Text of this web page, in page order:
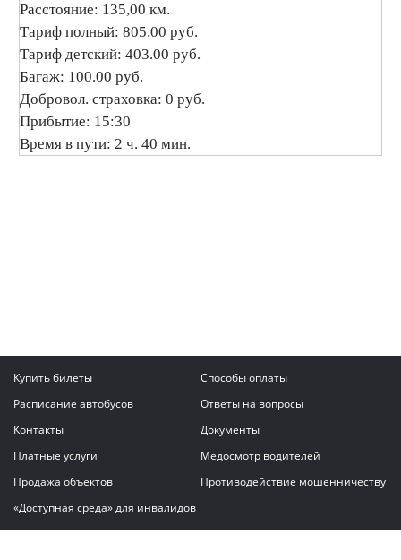
Расстояние: 135,00 км.
Тариф полный: 805.00 руб.
Тариф детский: 403.00 руб.
Багаж: 100.00 руб.
Добровол. страховка: 0 руб.
Прибытие: 15:30
Время в пути: 2 ч. 40 мин.
Купить билеты
Способы оплаты
Расписание автобусов
Ответы на вопросы
Контакты
Документы
Платные услуги
Медосмотр водителей
Продажа объектов
Противодействие мошенничеству
«Доступная среда» для инвалидов